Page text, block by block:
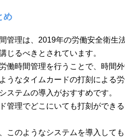
め
管理は、2019年の労働安全衛生
じるべきとされています。
働時間管理を行うことで、時間
うなタイムカードの打刻による
ステムの導入がおすすめです。
管理でどこにいても打刻ができ
このようなシステムを導入して